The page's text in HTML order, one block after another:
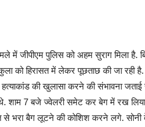
में जीपीएम पुलिस को अहम सुराग मिला है.
को हिरासत में लेकर पूछताछ की जा रही है.
की खुलासा करने की संभावना जताई
थे. शाम 7 बजे ज्वेलरी समेट कर बेग में रख
से भरा बैग लूटने की कोशिश करने लगे.